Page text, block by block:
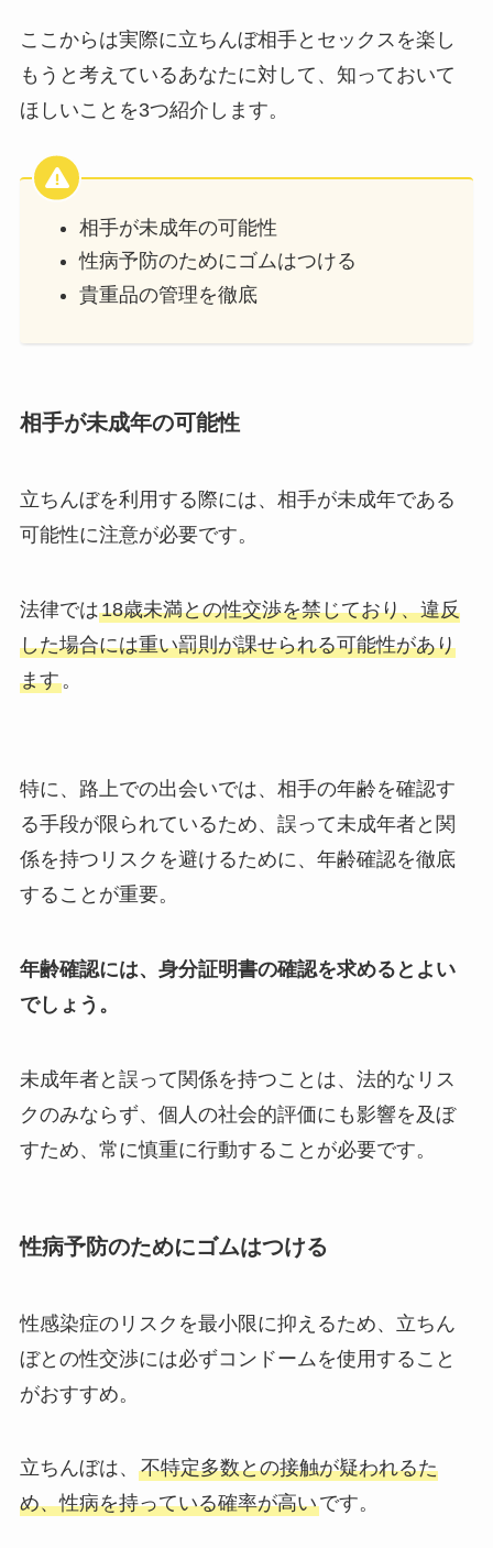
ここからは実際に立ちんぼ相手とセックスを楽し
もうと考えているあなたに対して、知っておいて
ほしいことを3つ紹介します。
相手が未成年の可能性
性病予防のためにゴムはつける
貴重品の管理を徹底
相手が未成年の可能性
立ちんぼを利用する際には、相手が未成年である
可能性に注意が必要です。
法律では18歳未満との性交渉を禁じており、違反
した場合には重い罰則が課せられる可能性があり
ます。
特に、路上での出会いでは、相手の年齢を確認す
る手段が限られているため、誤って未成年者と関
係を持つリスクを避けるために、年齢確認を徹底
することが重要。
年齢確認には、身分証明書の確認を求めるとよい
でしょう。
未成年者と誤って関係を持つことは、法的なリス
クのみならず、個人の社会的評価にも影響を及ぼ
すため、常に慎重に行動することが必要です。
性病予防のためにゴムはつける
性感染症のリスクを最小限に抑えるため、立ちん
ぼとの性交渉には必ずコンドームを使用すること
がおすすめ。
立ちんぼは、 不特定多数との接触が疑われるた
め、性病を持っている確率が高いです。